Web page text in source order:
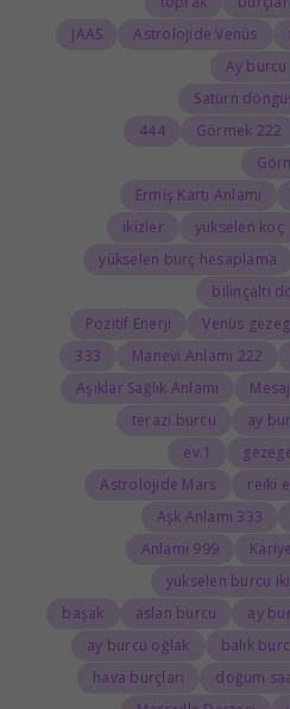
Astrolojide Venüs
JAAS
Ay burcu
Satürn
222 Görmek
444
Ermiş Kartı Anlamı
yükselen koç
ikizler
yükselen burç hesaplama
bilinçaltı
Venüs
Pozitif Enerji
222 Manevi Anlamı
333
Aşıklar Sağlık Anlamı
ay
terazi burcu
1.ev
reiki
Astrolojide Mars
333 Aşk Anlamı
999 Anlamı
yükselen burcu
ay
aslan burcu
başak
balık
ay burcu oğlak
doğum
hava burçları